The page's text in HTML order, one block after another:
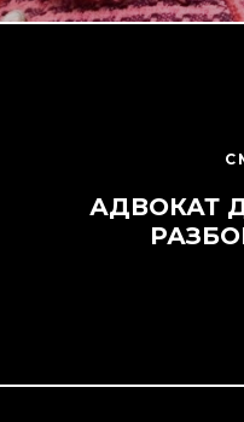
АДВОКАТ